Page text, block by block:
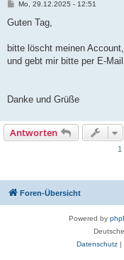
B
i
a
Mo, 29.12.2025 - 12:51
Guten Tag,
bitte löscht meinen Account,
und gebt mir bitte per E-
Danke und Grüße
Antworten
1
Foren-Übersicht
Powered by
Datenschutz |